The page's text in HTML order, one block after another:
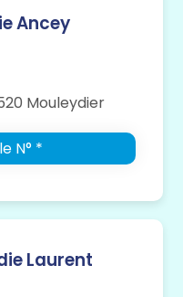
Ancey
Mouleydier
N° *
Laurent